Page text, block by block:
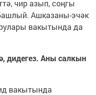
чир азып, соңгы
Ашказаны-эчәк
вакытында да
дидегез. Аны салкын
вакытында